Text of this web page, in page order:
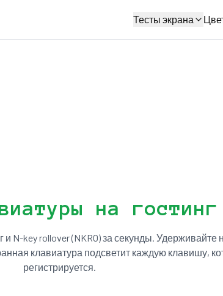
Тесты экрана
на гостинг
и N-key rollover (NKRO) за секунды. Удерживайте
клавиатура подсветит каждую клавишу,
регистрируется.